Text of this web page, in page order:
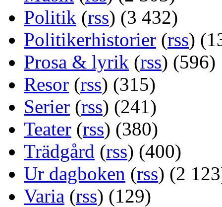
Politik (rss) (3 432)
Politikerhistorier (rss)
Prosa & lyrik (rss) (596)
Resor (rss) (315)
Serier (rss) (241)
Teater (rss) (380)
Trädgård (rss) (400)
Ur dagboken (rss) (2
Varia (rss) (129)